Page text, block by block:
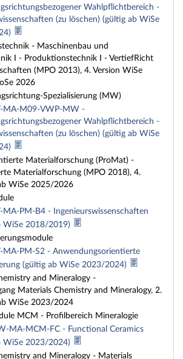
Wahlpflichtbereich -
(zu löschen) (gültig ab WiSe
- Maschinenbau und
I - Produktionstechnik I - VertiefRicht
(MPO 2013), 4. Version WiSe
2026
Spezialisierung (MW)
MA-M09-VWP-MW -
Wahlpflichtbereich -
(zu löschen) (gültig ab WiSe
Materialforschung (ProMat) -
Materialforschung (MPO 2018), 4.
WiSe 2025/2026
MA-PM-B4 - Ingenieurswissenschaften
WiSe 2018/2019)
MA-PM-S2 - Anwendungsorientierte
(gültig ab WiSe 2023/2024)
and Mineralogy -
Materials Chemistry and Mineralogy, 2.
WiSe 2023/2024
MCM - Profilbereich Mineralogie
MA-MCM-FC - Functional Ceramics
WiSe 2023/2024)
and Mineralogy - Materials